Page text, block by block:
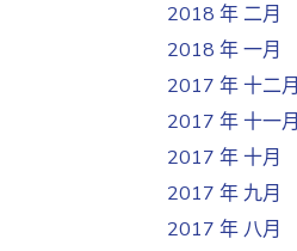
2018 年 二月
2018 年 一月
2017 年 十二月
2017 年 十一月
2017 年 十月
2017 年 九月
2017 年 八月